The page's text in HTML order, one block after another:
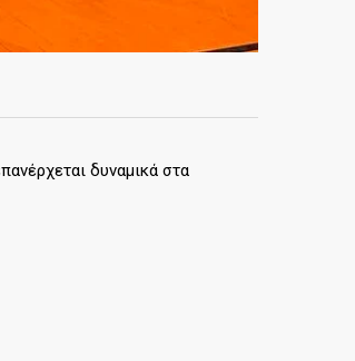
δυναμικά στα